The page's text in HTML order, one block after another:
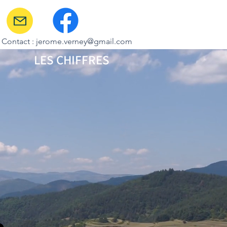
Contact : jerome.verney@gmail.com
LES CHIFFRES